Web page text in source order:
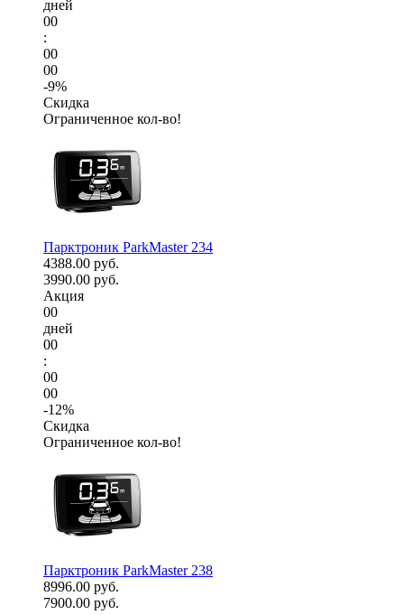
дней
00
:
00
00
-9%
Скидка
Ограниченное кол-во!
Парктроник ParkMaster 234
4388.00 руб.
3990.00 руб.
Акция
00
дней
00
:
00
00
-12%
Скидка
Ограниченное кол-во!
Парктроник ParkMaster 238
8996.00 руб.
7900.00 руб.